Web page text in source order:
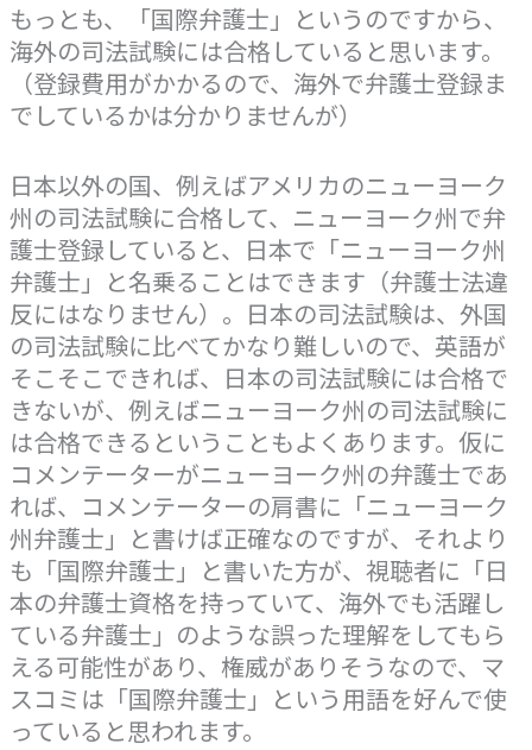
もっとも、「国際弁護士」というのですから、
海外の司法試験には合格していると思います。
（登録費用がかかるので、海外で弁護士登録ま
でしているかは分かりませんが）
日本以外の国、例えばアメリカのニューヨーク
州の司法試験に合格して、ニューヨーク州で弁
護士登録していると、日本で「ニューヨーク州
弁護士」と名乗ることはできます（弁護士法違
反にはなりません）。日本の司法試験は、外国
の司法試験に比べてかなり難しいので、英語が
そこそこできれば、日本の司法試験には合格で
きないが、例えばニューヨーク州の司法試験に
は合格できるということもよくあります。仮に
コメンテーターがニューヨーク州の弁護士であ
れば、コメンテーターの肩書に「ニューヨーク
州弁護士」と書けば正確なのですが、それより
も「国際弁護士」と書いた方が、視聴者に「日
本の弁護士資格を持っていて、海外でも活躍し
ている弁護士」のような誤った理解をしてもら
える可能性があり、権威がありそうなので、マ
スコミは「国際弁護士」という用語を好んで使
っていると思われます。